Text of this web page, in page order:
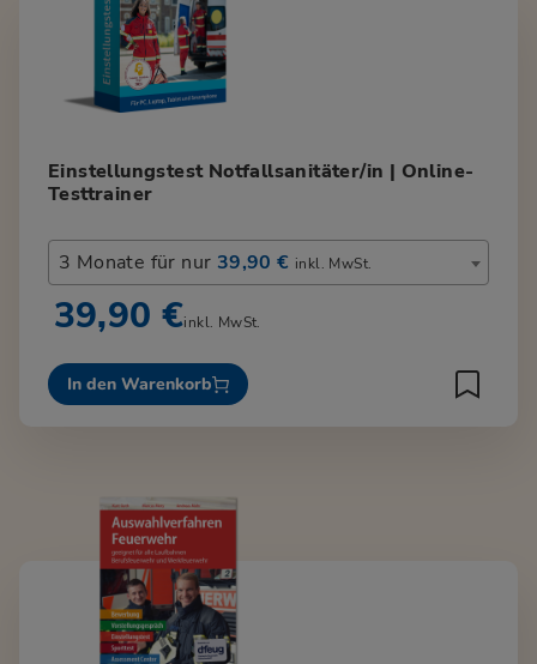
Einstellungstest Notfallsanitäter/in | Online-
Testtrainer
3 Monate für nur 39,90 € inkl. MwSt.
39,90 €inkl. MwSt.
In den Warenkorb